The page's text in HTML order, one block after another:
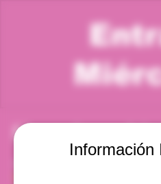
Información
Horario y